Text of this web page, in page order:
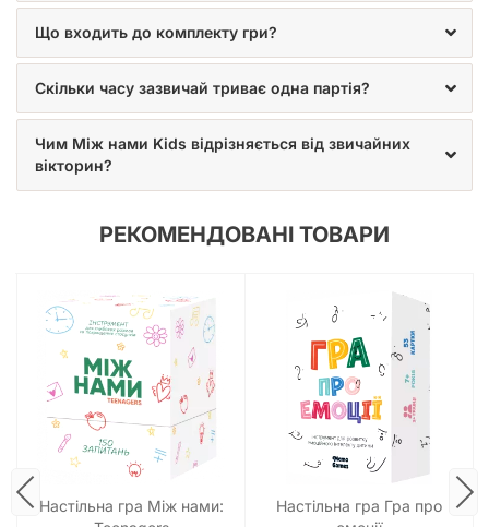
Що входить до комплекту гри?
Скільки часу зазвичай триває одна партія?
Чим Між нами Kids відрізняється від звичайних
вікторин?
РЕКОМЕНДОВАНІ ТОВАРИ
Настільна гра Між нами:
Настільна гра Гра про